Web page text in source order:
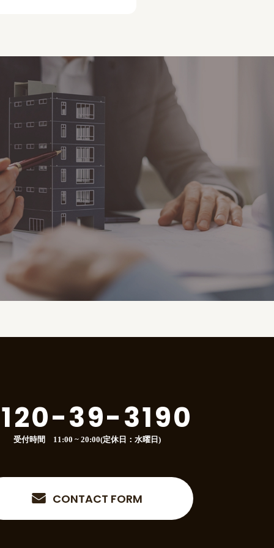
39-3190
受付時間 11:00 ~ 20:00(定休日：水曜日)
CONTACT FORM